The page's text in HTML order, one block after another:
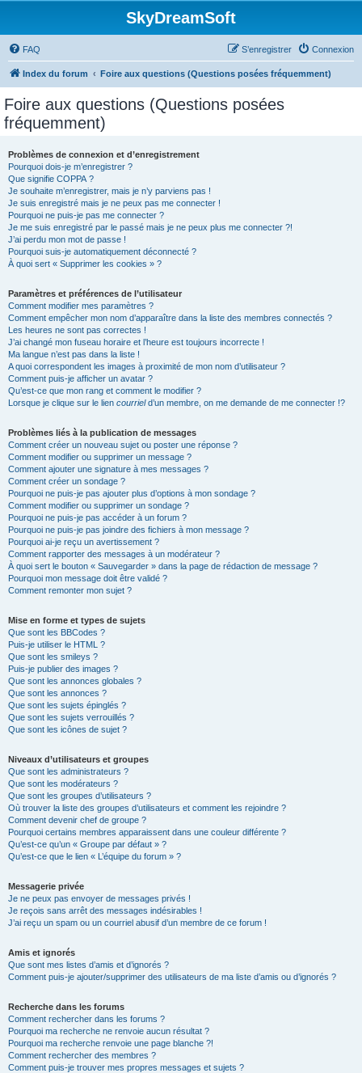
SkyDreamSoft
FAQ Connexion
S’enregistrer
Index du forum Foire aux questions (Questions posées fréquemment)
Foire aux questions (Questions posées
fréquemment)
Problèmes de connexion et d’enregistrement
Pourquoi dois-je m’enregistrer ?
Que signifie COPPA ?
Je souhaite m’enregistrer, mais je n’y parviens pas !
Je suis enregistré mais je ne peux pas me connecter !
Pourquoi ne puis-je pas me connecter ?
Je me suis enregistré par le passé mais je ne peux plus me connecter ?!
J’ai perdu mon mot de passe !
Pourquoi suis-je automatiquement déconnecté ?
À quoi sert « Supprimer les cookies » ?
Paramètres et préférences de l’utilisateur
Comment modifier mes paramètres ?
Comment empêcher mon nom d’apparaître dans la liste des membres connectés ?
Les heures ne sont pas correctes !
J’ai changé mon fuseau horaire et l’heure est toujours incorrecte !
Ma langue n’est pas dans la liste !
A quoi correspondent les images à proximité de mon nom d’utilisateur ?
Comment puis-je afficher un avatar ?
Qu’est-ce que mon rang et comment le modifier ?
Lorsque je clique sur le lien courrield’un membre, on me demande de me connecter !?
Problèmes liés à la publication de messages
Comment créer un nouveau sujet ou poster une réponse ?
Comment modifier ou supprimer un message ?
Comment ajouter une signature à mes messages ?
Comment créer un sondage ?
Pourquoi ne puis-je pas ajouter plus d’options à mon sondage ?
Comment modifier ou supprimer un sondage ?
Pourquoi ne puis-je pas accéder à un forum ?
Pourquoi ne puis-je pas joindre des fichiers à mon message ?
Pourquoi ai-je reçu un avertissement ?
Comment rapporter des messages à un modérateur ?
À quoi sert le bouton « Sauvegarder » dans la page de rédaction de message ?
Pourquoi mon message doit être validé ?
Comment remonter mon sujet ?
Mise en forme et types de sujets
Que sont les BBCodes ?
Puis-je utiliser le HTML ?
Que sont les smileys ?
Puis-je publier des images ?
Que sont les annonces globales ?
Que sont les annonces ?
Que sont les sujets épinglés ?
Que sont les sujets verrouillés ?
Que sont les icônes de sujet ?
Niveaux d’utilisateurs et groupes
Que sont les administrateurs ?
Que sont les modérateurs ?
Que sont les groupes d’utilisateurs ?
Où trouver la liste des groupes d’utilisateurs et comment les rejoindre ?
Comment devenir chef de groupe ?
Pourquoi certains membres apparaissent dans une couleur différente ?
Qu’est-ce qu’un « Groupe par défaut » ?
Qu’est-ce que le lien « L’équipe du forum » ?
Messagerie privée
Je ne peux pas envoyer de messages privés !
Je reçois sans arrêt des messages indésirables !
J’ai reçu un spam ou un courriel abusif d’un membre de ce forum !
Amis et ignorés
Que sont mes listes d’amis et d’ignorés ?
Comment puis-je ajouter/supprimer des utilisateurs de ma liste d’amis ou d’ignorés ?
Recherche dans les forums
Comment rechercher dans les forums ?
Pourquoi ma recherche ne renvoie aucun résultat ?
Pourquoi ma recherche renvoie une page blanche ?!
Comment rechercher des membres ?
Comment puis-je trouver mes propres messages et sujets ?